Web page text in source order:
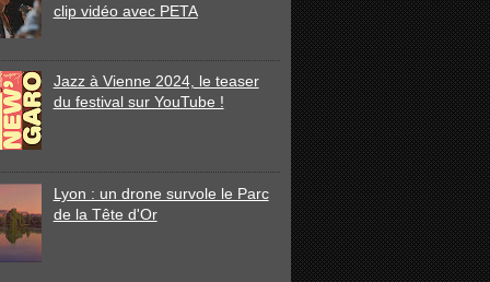
clip vidéo avec PETA
Jazz à Vienne 2024, le teaser
du festival sur YouTube !
Lyon : un drone survole le Parc
de la Tête d'Or